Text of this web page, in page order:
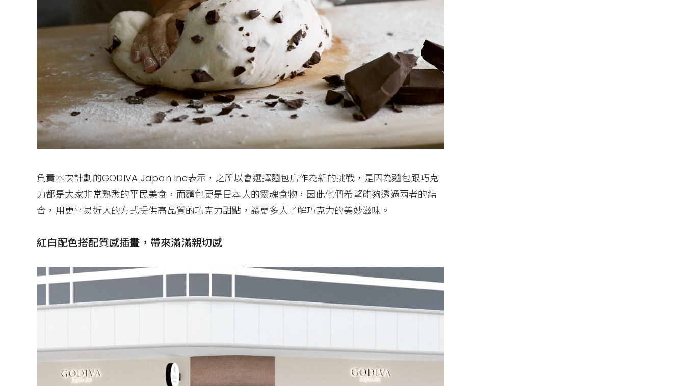
負責本次計劃的GODIVA Japan Inc表示，之所以會選擇麵包店作為新的挑戰，是因為麵包跟巧克
力都是大家非常熟悉的平民美食，而麵包更是日本人的靈魂食物，因此他們希望能夠透過兩者的結
合，用更平易近人的方式提供高品質的巧克力甜點，讓更多人了解巧克力的美妙滋味。
紅白配色搭配質感插畫，帶來滿滿親切感